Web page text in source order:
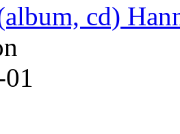
cd)